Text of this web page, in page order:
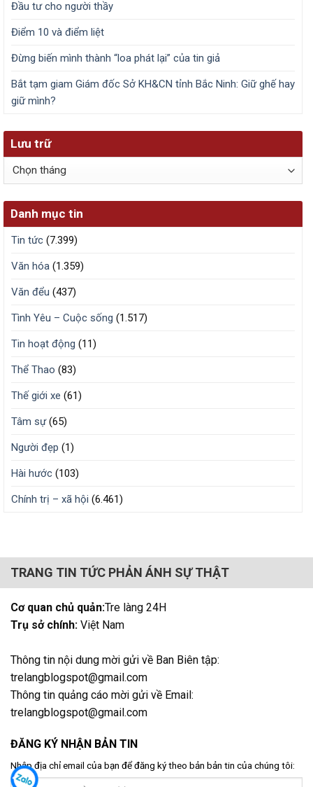
Đầu tư cho người thầy
Điểm 10 và điểm liệt
Đừng biến mình thành “loa phát lại” của tin giả
Bắt tạm giam Giám đốc Sở KH&CN tỉnh Bắc Ninh: Giữ ghế hay
giữ mình?
Lưu trữ
Lưu
Danh mục tin
Tin tức (7.399)
Văn hóa (1.359)
Văn đểu (437)
Tình Yêu – Cuộc sống (1.517)
Tin hoạt động (11)
Thể Thao (83)
Thế giới xe (61)
Tâm sự(65)
Người đẹp (1)
Hài hước (103)
Chính trị – xã hội (6.461)
TRANG TIN TỨC PHẢN ÁNH SỰ THẬT
Cơ quan chủ quản:Tre làng 24H
Trụ sở chính: Việt Nam
Thông tin nội dung mời gửi về Ban Biên tập:
trelangblogspot@gmail.com
Thông tin quảng cáo mời gửi về Email:
trelangblogspot@gmail.com
ĐĂNG KÝ NHẬN BẢN TIN
Nhập địa chỉ email của bạn để đăng ký theo bản bản tin của chúng tôi: